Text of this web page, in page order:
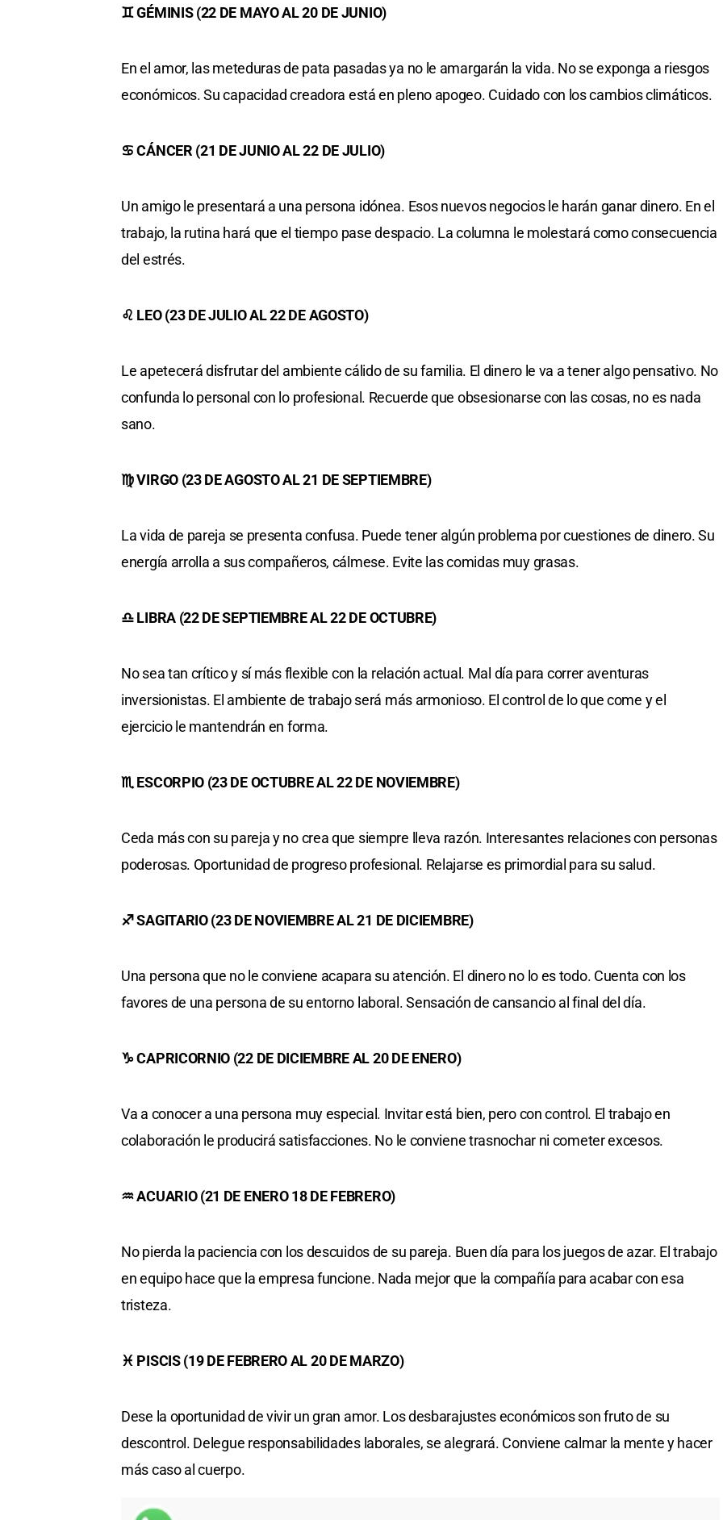
♊ GÉMINIS (22 DE MAYO AL 20 DE JUNIO)
En el amor, las meteduras de pata pasadas ya no le amargarán la vida. No se exponga a riesgos
económicos. Su capacidad creadora está en pleno apogeo. Cuidado con los cambios climáticos.
♋ CÁNCER (21 DE JUNIO AL 22 DE JULIO)
Un amigo le presentará a una persona idónea. Esos nuevos negocios le harán ganar dinero. En el
trabajo, la rutina hará que el tiempo pase despacio. La columna le molestará como consecuencia
del estrés.
♌ LEO (23 DE JULIO AL 22 DE AGOSTO)
Le apetecerá disfrutar del ambiente cálido de su familia. El dinero le va a tener algo pensativo. No
confunda lo personal con lo profesional. Recuerde que obsesionarse con las cosas, no es nada
sano.
♍ VIRGO (23 DE AGOSTO AL 21 DE SEPTIEMBRE)
La vida de pareja se presenta confusa. Puede tener algún problema por cuestiones de dinero. Su
energía arrolla a sus compañeros, cálmese. Evite las comidas muy grasas.
♎ LIBRA (22 DE SEPTIEMBRE AL 22 DE OCTUBRE)
No sea tan crítico y sí más flexible con la relación actual. Mal día para correr aventuras
inversionistas. El ambiente de trabajo será más armonioso. El control de lo que come y el
ejercicio le mantendrán en forma.
♏ ESCORPIO (23 DE OCTUBRE AL 22 DE NOVIEMBRE)
Ceda más con su pareja y no crea que siempre lleva razón. Interesantes relaciones con personas
poderosas. Oportunidad de progreso profesional. Relajarse es primordial para su salud.
♐ SAGITARIO (23 DE NOVIEMBRE AL 21 DE DICIEMBRE)
Una persona que no le conviene acapara su atención. El dinero no lo es todo. Cuenta con los
favores de una persona de su entorno laboral. Sensación de cansancio al final del día.
♑ CAPRICORNIO (22 DE DICIEMBRE AL 20 DE ENERO)
Va a conocer a una persona muy especial. Invitar está bien, pero con control. El trabajo en
colaboración le producirá satisfacciones. No le conviene trasnochar ni cometer excesos.
♒ ACUARIO (21 DE ENERO 18 DE FEBRERO)
No pierda la paciencia con los descuidos de su pareja. Buen día para los juegos de azar. El trabajo
en equipo hace que la empresa funcione. Nada mejor que la compañía para acabar con esa
tristeza.
♓ PISCIS (19 DE FEBRERO AL 20 DE MARZO)
Dese la oportunidad de vivir un gran amor. Los desbarajustes económicos son fruto de su
descontrol. Delegue responsabilidades laborales, se alegrará. Conviene calmar la mente y hacer
más caso al cuerpo.